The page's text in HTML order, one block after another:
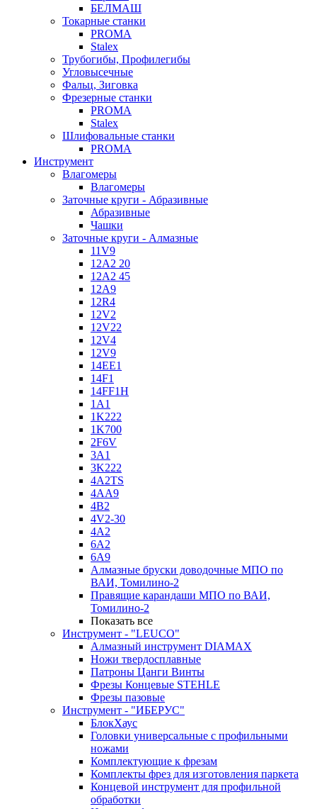
БЕЛМАШ
Токарные станки
PROMA
Stalex
Трубогибы, Профилегибы
Угловысечные
Фальц, Зиговка
Фрезерные станки
PROMA
Stalex
Шлифовальные станки
PROMA
Инструмент
Влагомеры
Влагомеры
Заточные круги - Абразивные
Абразивные
Чашки
Заточные круги - Алмазные
11V9
12A2 20
12A2 45
12A9
12R4
12V2
12V22
12V4
12V9
14EE1
14F1
14FF1H
1A1
1K222
1K700
2F6V
3A1
3K222
4A2TS
4AA9
4B2
4V2-30
4А2
6A2
6A9
Алмазные бруски доводочные МПО по
ВАИ, Томилино-2
Правящие карандаши МПО по ВАИ,
Томилино-2
Показать все
Инструмент - "LEUCO"
Алмазный инструмент DIAMAX
Ножи твердосплавные
Патроны Цанги Винты
Фрезы Концевые STEHLE
Фрезы пазовые
Инструмент - "ИБЕРУС"
БлокХаус
Головки универсальные с профильными
ножами
Комплектующие к фрезам
Комплекты фрез для изготовления паркета
Концевой инструмент для профильной
обработки